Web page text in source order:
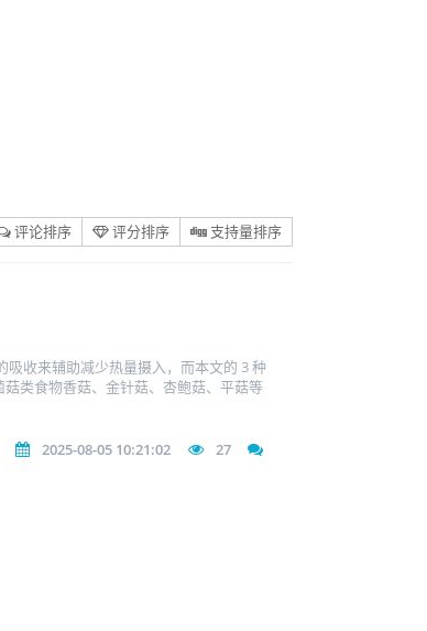
评论排序 评分排序 支持量排序
收来辅助减少热量摄入，而本文的 3 种
类食物香菇、金针菇、杏鲍菇、平菇等
2025-08-05 10:21:02 27